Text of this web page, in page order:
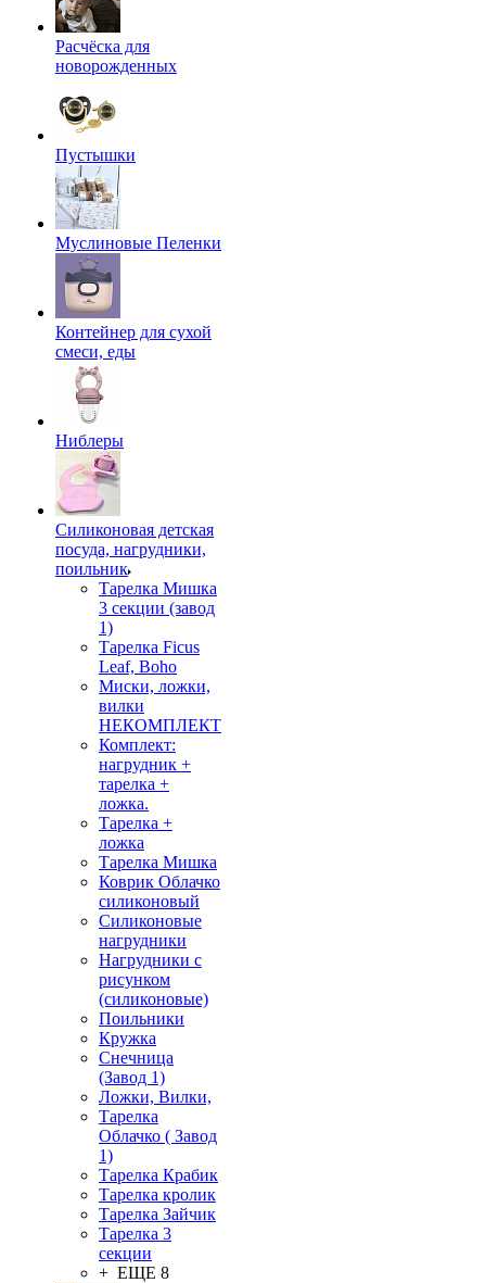
Расчёска для
новорожденных
Пустышки
Муслиновые Пеленки
Контейнер для сухой
смеси, еды
Ниблеры
Силиконовая детская
посуда, нагрудники,
поильник
Тарелка Мишка
3 секции (завод
1)
Тарелка Ficus
Leaf, Boho
Миски, ложки,
вилки
НЕКОМПЛЕКТ
Комплект:
нагрудник +
тарелка +
ложка.
Тарелка +
ложка
Тарелка Мишка
Коврик Облачко
силиконовый
Силиконовые
нагрудники
Нагрудники с
рисунком
(силиконовые)
Поильники
Кружка
Снечница
(Завод 1)
Ложки, Вилки,
Тарелка
Облачко ( Завод
1)
Тарелка Крабик
Тарелка кролик
Тарелка Зайчик
Тарелка 3
секции
+ ЕЩЕ 8